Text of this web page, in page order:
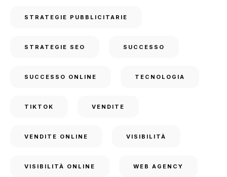
STRATEGIE PUBBLICITARIE
STRATEGIE SEO SUCCESSO
SUCCESSO ONLINE TECNOLOGIA
TIKTOK VENDITE
VENDITE ONLINE VISIBILITÀ
VISIBILITÀ ONLINE WEB AGENCY